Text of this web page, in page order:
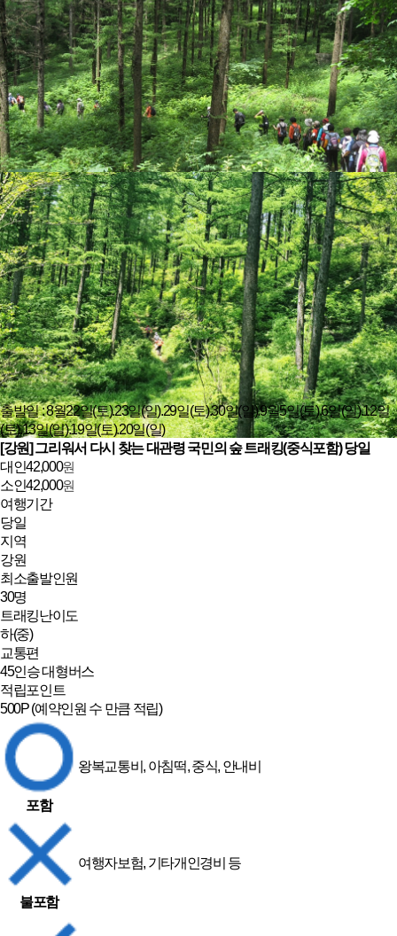
출발일 : 8월22일(토).23일(일).29일(토).30일(일).9월5일(토).6일(일).12일
(토).13일(일).19일(토).20일(일)
[강원] 그리워서 다시 찾는 대관령 국민의 숲 트래킹(중식포함) 당일
대인42,000원
소인42,000원
여행기간
당일
지역
강원
최소출발인원
30명
트래킹난이도
하(중)
교통편
45인승 대형버스
적립포인트
500P(예약인원 수 만큼 적립)
포함
왕복교통비, 아침떡, 중식, 안내비
불포함
여행자보험, 기타개인경비 등